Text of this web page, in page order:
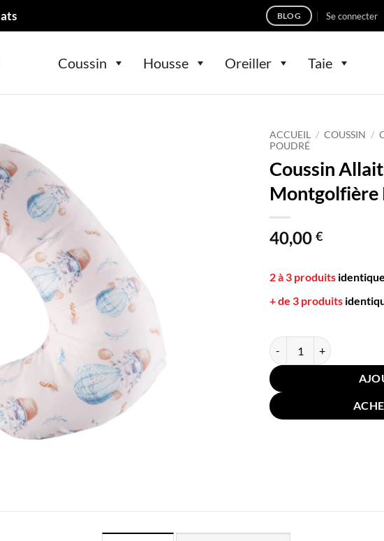
BLOG Se connecter
Coussin Housse Oreiller Taie
ACCUEIL / COUSSIN /
POUDRÉ
Coussin
Montgolfière
40,00 €
2 à 3 produits
+ de 3 produits
quantité de Coussin